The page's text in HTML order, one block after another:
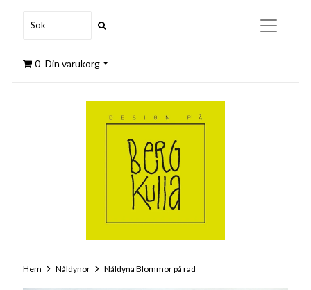
0 Din varukorg
Hem Nåldynor Nåldyna Blommor på rad